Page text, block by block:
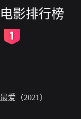
电影排行榜
最爱（2021）